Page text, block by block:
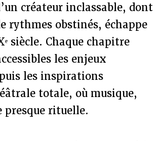
créateur inclassable, dont
rythmes obstinés, échappe
siècle. Chaque chapitre
les enjeux
les inspirations
totale, où musique,
rituelle.